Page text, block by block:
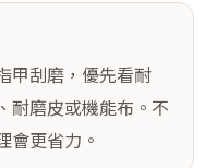
甲刮磨，優先看耐
耐磨皮或機能布。不
會更省力。